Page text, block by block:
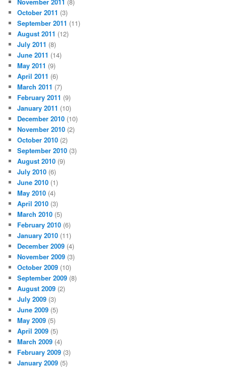
November 2011 (8)
October 2011 (3)
September 2011 (11)
August 2011 (12)
July 2011 (8)
June 2011 (14)
May 2011 (9)
April 2011 (6)
March 2011 (7)
February 2011 (9)
January 2011 (10)
December 2010 (10)
November 2010 (2)
October 2010 (2)
September 2010 (3)
August 2010 (9)
July 2010 (6)
June 2010 (1)
May 2010 (4)
April 2010 (3)
March 2010 (5)
February 2010 (6)
January 2010 (11)
December 2009 (4)
November 2009 (3)
October 2009 (10)
September 2009 (8)
August 2009 (2)
July 2009 (3)
June 2009 (5)
May 2009 (5)
April 2009 (5)
March 2009 (4)
February 2009 (3)
January 2009 (5)